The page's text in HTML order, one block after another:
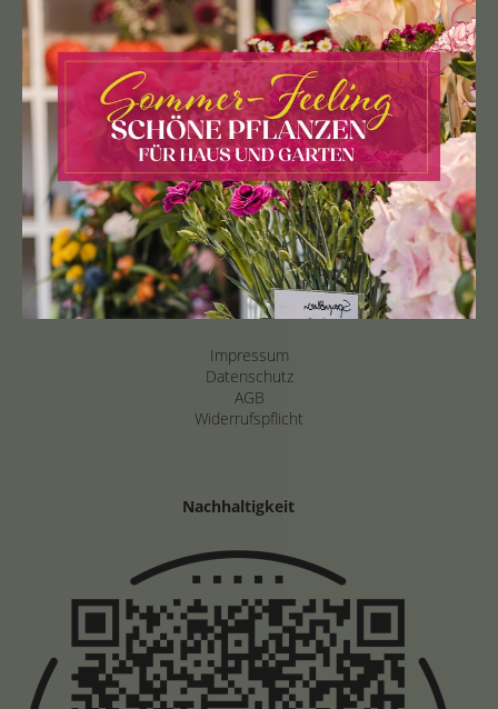
Über Uns
Info
Karriere
Nachhaltigkeit
Support
Zahlungshinweise
Lieferbedingungen
Lieferung und Warenannahme
Gutscheine
Impressum
Datenschutz
AGB
Widerrufspflicht
Nachhaltigkeit